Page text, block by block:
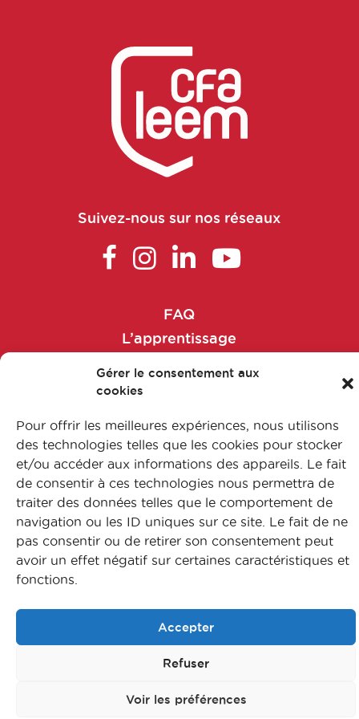
Gérer le consentement aux
cookies
Pour offrir les meilleures expériences, nous utilisons
des technologies telles que les cookies pour stocker
et/ou accéder aux informations des appareils. Le fait
de consentir à ces technologies nous permettra de
traiter des données telles que le comportement de
navigation ou les ID uniques sur ce site. Le fait de ne
pas consentir ou de retirer son consentement peut
avoir un effet négatif sur certaines caractéristiques et
fonctions.
Accepter
Refuser
Voir les préférences
Concepteur, rédacteur en nutrition et
Conducteur(trice) de procédés en
fabrication
Conseil en propriété industrielle
Conseiller Agricole
Conseiller en nutrition
Consultant en management de
l'innovation
Coordinateur d’études cliniques
pharmacocinétiques
Data manager (Gestionnaire de
données)
Data Protection Officer (DPO)
DATA SCIENTIST / ANALYST DANS
Suivez-nous sur nos réseaux
FAQ
L’apprentissage
Nos métiers
Mentions légales
Protection des données
Plan du site
© CFA Leem Apprentissage